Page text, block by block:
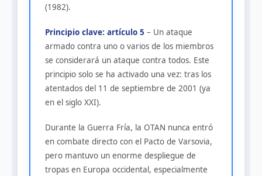
(1982).
Principio clave: artículo 5 – Un ataque
armado contra uno o varios de los miembros
se considerará un ataque contra todos. Este
principio solo se ha activado una vez: tras los
atentados del 11 de septiembre de 2001 (ya
en el siglo XXI).
Durante la Guerra Fría, la OTAN nunca entró
en combate directo con el Pacto de Varsovia,
pero mantuvo un enorme despliegue de
tropas en Europa occidental, especialmente